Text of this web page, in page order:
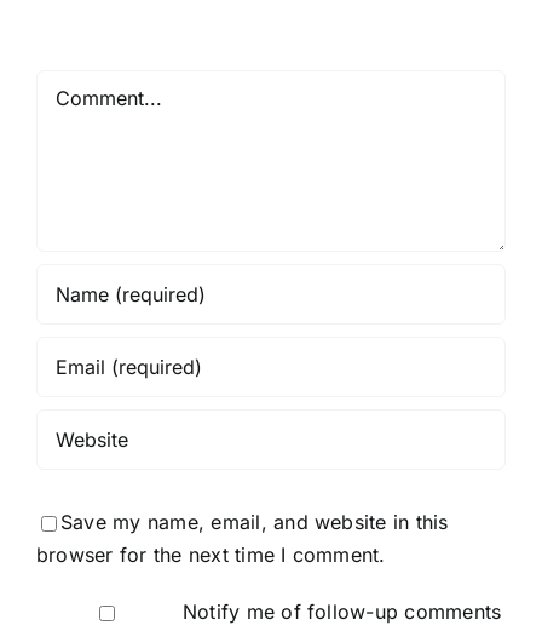
Save my name, email, and website in this
browser for the next time I comment.
Notify me of follow-up comments